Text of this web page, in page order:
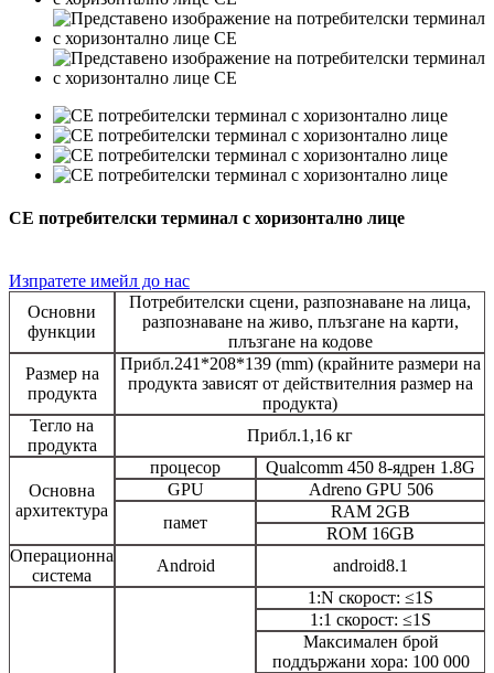
CE потребителски терминал с хоризонтално лице
Изпратете имейл до нас
Основни
функции
Потребителски сцени, разпознаване на лица,
разпознаване на живо, плъзгане на карти,
плъзгане на кодове
Размер на
продукта
Прибл.241*208*139 (mm) (крайните размери на
продукта зависят от действителния размер на
продукта)
Тегло на
продукта
Прибл.1,16 кг
Основна
архитектура
процесор
Qualcomm 450 8-ядрен 1.8G
GPU
Adreno GPU 506
памет
RAM 2GB
ROM 16GB
Операционна
система
Android android8.1
1:N скорост: ≤1S
1:1 скорост: ≤1S
Максимален брой
поддържани хора: 100 000